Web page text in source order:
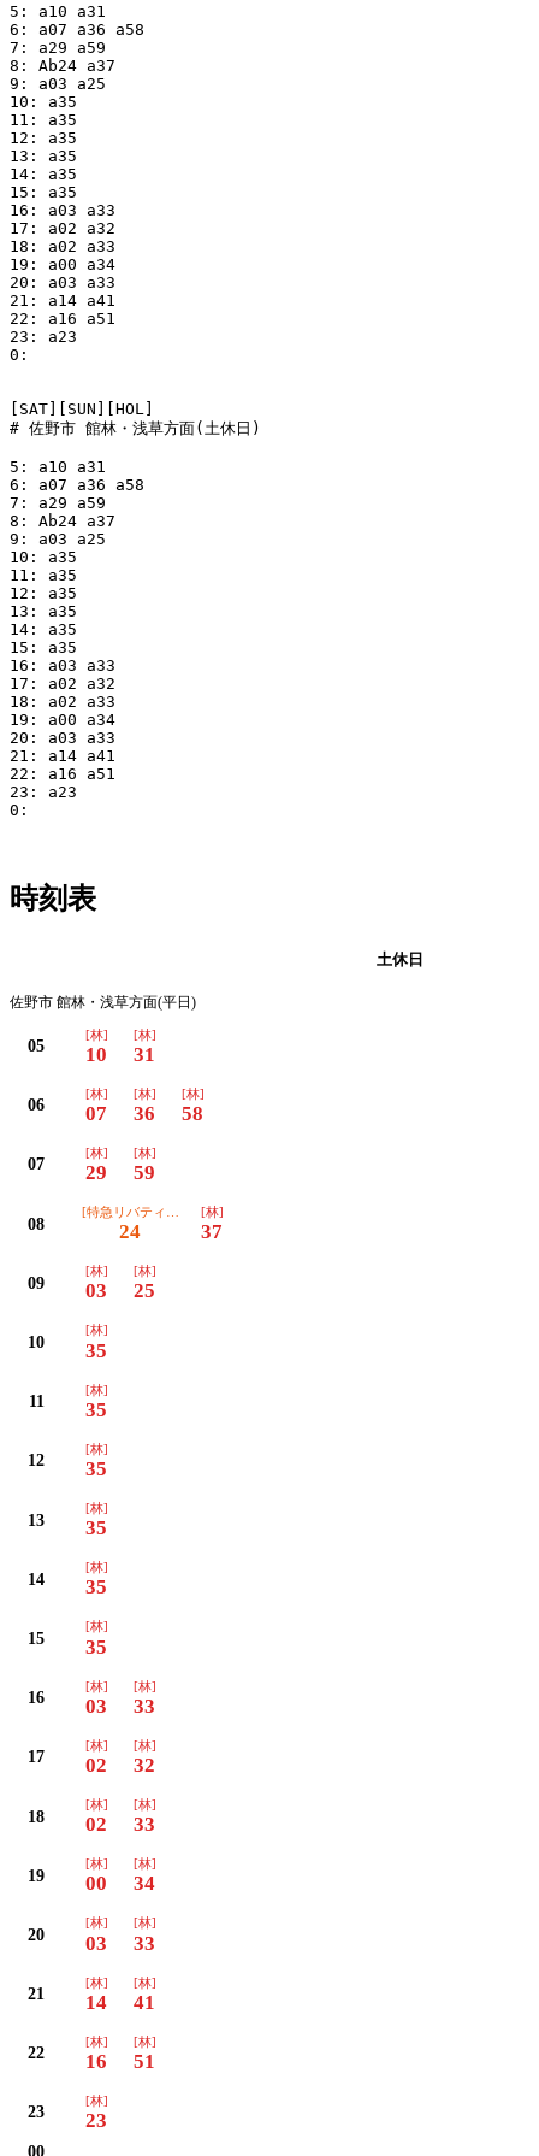
5: a10 a31
6: a07 a36 a58
7: a29 a59
8: Ab24 a37
9: a03 a25
10: a35
11: a35
12: a35
13: a35
14: a35
15: a35
16: a03 a33
17: a02 a32
18: a02 a33
19: a00 a34
20: a03 a33
21: a14 a41
22: a16 a51
23: a23
0:
[SAT][SUN][HOL]
# 佐野市 館林・浅草方面(土休日)
5: a10 a31
6: a07 a36 a58
7: a29 a59
8: Ab24 a37
9: a03 a25
10: a35
11: a35
12: a35
13: a35
14: a35
15: a35
16: a03 a33
17: a02 a32
18: a02 a33
19: a00 a34
20: a03 a33
21: a14 a41
22: a16 a51
23: a23
0:
時刻表
土休日
佐野市 館林・浅草方面(平日)
05
[林]
10
[林]
31
06
[林]
07
[林]
36
[林]
58
07
[林]
29
[林]
59
08
[特急リバティりょうもう]草
24
[林]
37
09
[林]
03
[林]
25
10
[林]
35
11
[林]
35
12
[林]
35
13
[林]
35
14
[林]
35
15
[林]
35
16
[林]
03
[林]
33
17
[林]
02
[林]
32
18
[林]
02
[林]
33
19
[林]
00
[林]
34
20
[林]
03
[林]
33
21
[林]
14
[林]
41
22
[林]
16
[林]
51
23
[林]
23
00